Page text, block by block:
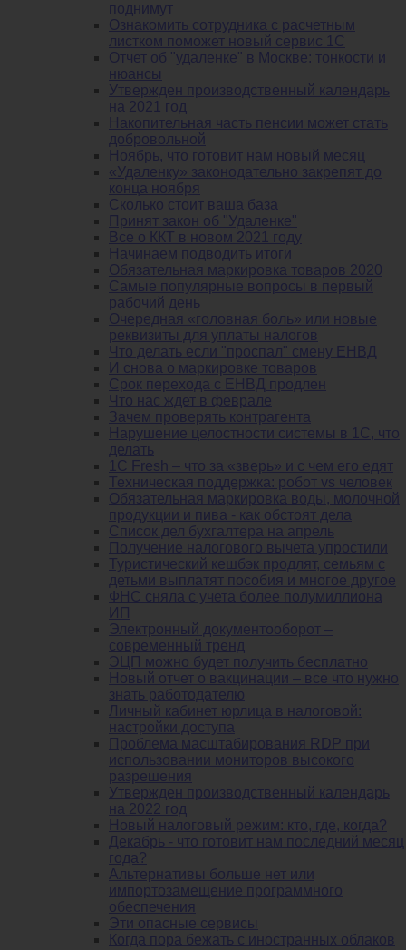
поднимут
Ознакомить сотрудника с расчетным
листком поможет новый сервис 1С
Отчет об "удаленке" в Москве: тонкости и
нюансы
Утвержден производственный календарь
на 2021 год
Накопительная часть пенсии может стать
добровольной
Ноябрь, что готовит нам новый месяц
«Удаленку» законодательно закрепят до
конца ноября
Сколько стоит ваша база
Принят закон об "Удаленке"
Все о ККТ в новом 2021 году
Начинаем подводить итоги
Обязательная маркировка товаров 2020
Самые популярные вопросы в первый
рабочий день
Очередная «головная боль» или новые
реквизиты для уплаты налогов
Что делать если "проспал" смену ЕНВД
И снова о маркировке товаров
Срок перехода с ЕНВД продлен
Что нас ждет в феврале
Зачем проверять контрагента
Нарушение целостности системы в 1С, что
делать
1С Fresh – что за «зверь» и с чем его едят
Техническая поддержка: робот vs человек
Обязательная маркировка воды, молочной
продукции и пива - как обстоят дела
Список дел бухгалтера на апрель
Получение налогового вычета упростили
Туристический кешбэк продлят, семьям с
детьми выплатят пособия и многое другое
ФНС сняла с учета более полумиллиона
ИП
Электронный документооборот –
современный тренд
ЭЦП можно будет получить бесплатно
Новый отчет о вакцинации – все что нужно
знать работодателю
Личный кабинет юрлица в налоговой:
настройки доступа
Проблема масштабирования RDP при
использовании мониторов высокого
разрешения
Утвержден производственный календарь
на 2022 год
Новый налоговый режим: кто, где, когда?
Декабрь - что готовит нам последний месяц
года?
Альтернативы больше нет или
импортозамещение программного
обеспечения
Эти опасные сервисы
Когда пора бежать с иностранных облаков